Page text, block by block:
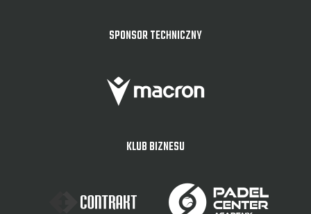
SPONSOR TECHNICZNY
KLUB BIZNESU